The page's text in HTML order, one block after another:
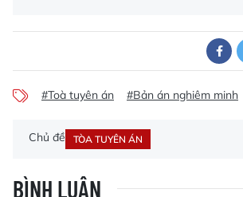
#Toà tuyên án #Bản án nghiêm minh
Chủ đề TÒA TUYÊN ÁN
BÌNH LUẬN